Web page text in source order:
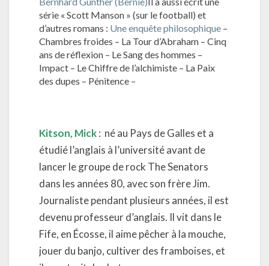
série « Scott Manson » (sur le football) et
d’autres romans : Une enquête philosophique –
Chambres froides – La Tour d’Abraham – Cinq
ans de réflexion – Le Sang des hommes –
Impact – Le Chiffre de l’alchimiste – La Paix
des dupes – Pénitence –
Kitson, Mick: né au Pays de Galles et a
étudié l’anglais à l’université avant de
lancer le groupe de rock The Senators
dans les années 80, avec son frère Jim.
Journaliste pendant plusieurs années, il est
devenu professeur d’anglais. Il vit dans le
Fife, en Écosse, il aime pêcher à la mouche,
jouer du banjo, cultiver des framboises, et